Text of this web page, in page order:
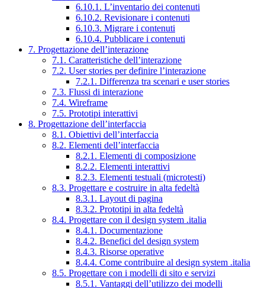
6.10.1. L’inventario dei contenuti
6.10.2. Revisionare i contenuti
6.10.3. Migrare i contenuti
6.10.4. Pubblicare i contenuti
7. Progettazione dell’interazione
7.1. Caratteristiche dell’interazione
7.2. User stories per definire l’interazione
7.2.1. Differenza tra scenari e user stories
7.3. Flussi di interazione
7.4. Wireframe
7.5. Prototipi interattivi
8. Progettazione dell’interfaccia
8.1. Obiettivi dell’interfaccia
8.2. Elementi dell’interfaccia
8.2.1. Elementi di composizione
8.2.2. Elementi interattivi
8.2.3. Elementi testuali (microtesti)
8.3. Progettare e costruire in alta fedeltà
8.3.1. Layout di pagina
8.3.2. Prototipi in alta fedeltà
8.4. Progettare con il design system .italia
8.4.1. Documentazione
8.4.2. Benefici del design system
8.4.3. Risorse operative
8.4.4. Come contribuire al design system .italia
8.5. Progettare con i modelli di sito e servizi
8.5.1. Vantaggi dell’utilizzo dei modelli